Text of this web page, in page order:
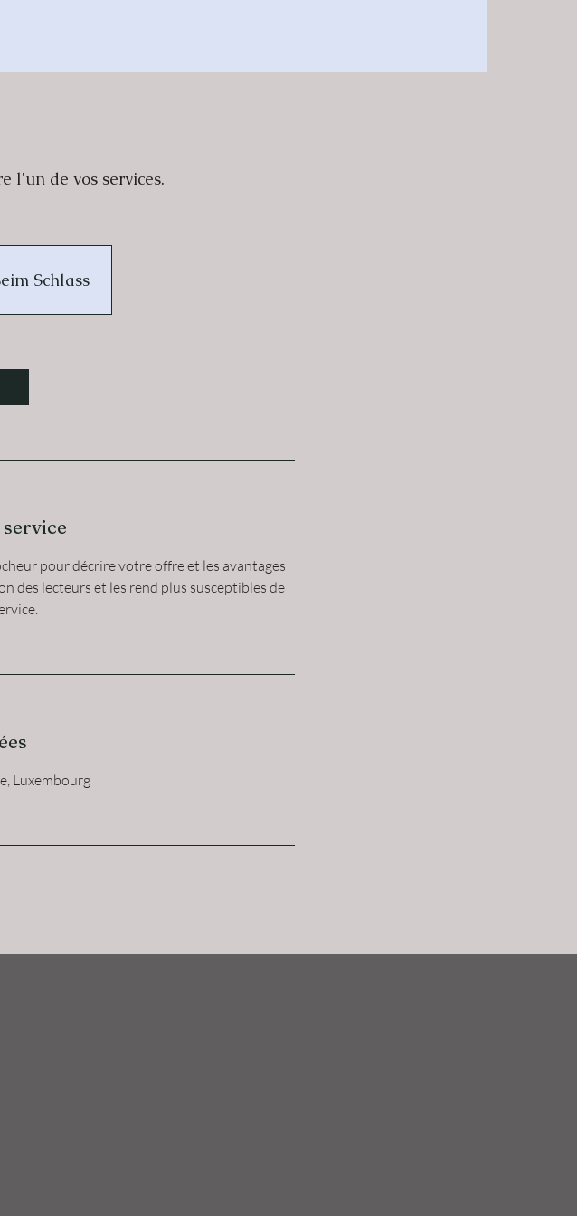
l'un de vos services.
Schlass
pour décrire votre offre et les avantages
des lecteurs et les rend plus susceptibles de
Luxembourg